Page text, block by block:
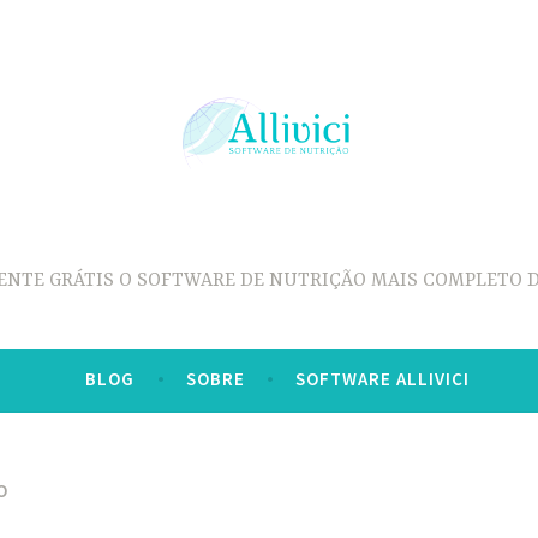
GRÁTIS O SOFTWARE DE NUTRIÇÃO MAIS COMPLETO
BLOG SOBRE SOFTWARE ALLIVICI